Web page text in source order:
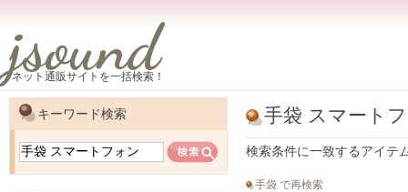
jsound
ネット通販サイトを一括検索！
手袋 スマート
検索条件に一致するアイテ
手袋 で再検索
キーワード検索